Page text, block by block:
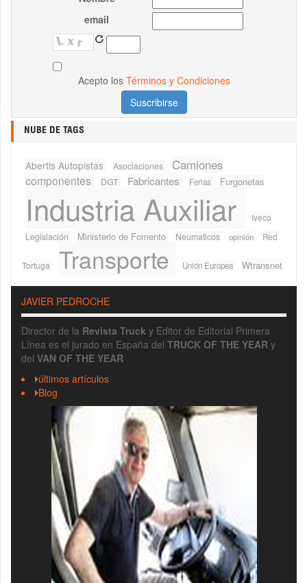
email
Acepto los Términos y Condiciones
NUBE DE TAGS
Abertis Autopistas Asociaciones Camiones
componentes DGT Fabricantes Ferias Furgonetas
Industria Auxiliar
Iveco
Legislación
Ministerio de Fomento Neumaticos opinión Red
Tortuga Transporte Unión Europea Wtransnet
JAVIER PEDROCHE
Director de la Revista Truck y Editor de Editorial Primera
Línea es el jurado en España del TRUCK OF THE YEAR y
del VAN OF THE YEAR
últimos artículos
Blog